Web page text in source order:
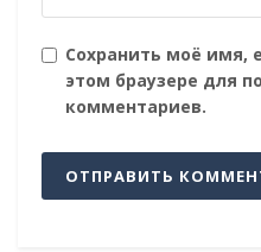
Сохранить моё имя,
этом браузере для
комментариев.